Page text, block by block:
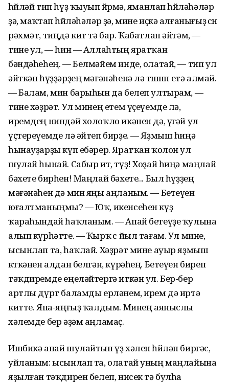
һөйләй тип һүҙ ҡыуып йөрөмә, яманлап һөйләһәләр
ҙә, маҡтап һөйләһәләр ҙә, мине иҫкә алғанығыҙ өсөн
рәхмәт, тиңдә кит тә бар. Ҡабатлап әйтәм, —
тине ул, — һин — Аллаһтың яратҡан
бәндәһеһең. — Белмәйем инде, олатай, — тип ул
әйткән һүҙҙәрҙең мәғәнәһенә лә төшөнөп етә алмай.
— Балам, мин барыһын да белеп ултырам, —
тине хәҙрәт. Ул минең етем үҫеүемде лә,
иремдең ниндәй холоҡло икәнен дә, үгәй ул
үҫтереүемде лә әйтеп бирҙе. — Яҙмыш һиңә
һынауҙарҙы күп ебәрер. Яратҡан ҡолон ул
шулай һынай. Сабыр ит, түҙ! Хоҙай һиңә маңлай
бәхете бирһен! Маңлай бәхете... Был һүҙҙең
мәғәнәһен дә мин яңы аңланым. — Бетеүен
юғалтманыңмы? — Юҡ, икенсеһен күҙ
ҡараһындай һаҡланым. — Апай бетеүҙе ҡулына
алып күрһәтте. — Ҡырҡ өс йыл тағам. Ул мине,
ысынлап та, һаҡлай. Хәҙрәт мине ауыр яҙмыш
көткәнен алдан белгән, күрәһең. Бетеүен биреп
тәҡдиремде еңеләйтергә иткән ул. Бер-бер
артлы дүрт баламды ерләнем, ирем дә иртә
китте. Япа-яңғыҙ ҡалдым. Минең аяныслы
хәлемде бер әҙәм аңламаҫ.
Ишбикә апай шулайтып үҙ хәлен һөйләп биргәс,
уйланым: ысынлап та, олатай уның маңлайына
яҙылған тәҡдирен белеп, нисек тә булһа